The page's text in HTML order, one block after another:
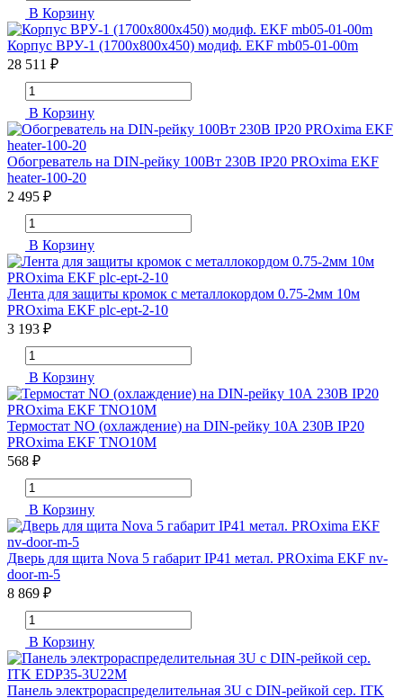
В Корзину
Корпус ВРУ-1 (1700х800х450) модиф. EKF mb05-01-00m
28 511 ₽
В Корзину
Обогреватель на DIN-рейку 100Вт 230В IP20 PROxima EKF
heater-100-20
2 495 ₽
В Корзину
Лента для защиты кромок с металлокордом 0.75-2мм 10м
PROxima EKF plc-ept-2-10
3 193 ₽
В Корзину
Термостат NO (охлаждение) на DIN-рейку 10А 230В IP20
PROxima EKF TNO10M
568 ₽
В Корзину
Дверь для щита Nova 5 габарит IP41 метал. PROxima EKF nv-
door-m-5
8 869 ₽
В Корзину
Панель электрораспределительная 3U с DIN-рейкой сер. ITK